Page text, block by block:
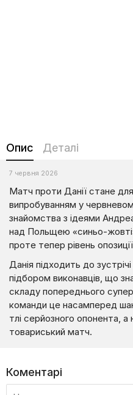
Опис Деталі
7 червня 2026
Матч проти Данії стане
випробуванням у
знайомства з ідеями
над Польщею «синьо-
проте тепер рівень
Данія підходить до
підбором виконавців, що
складу попереднього
команди це насамперед
тлі серйозного опонента,
товариський матч.
Коментарі